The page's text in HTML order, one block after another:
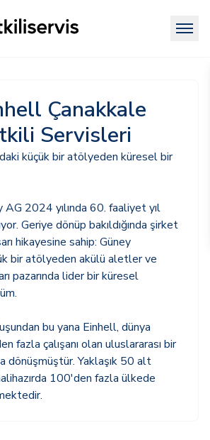
Çanakkale
Servisleri
küçük bir atölyeden küresel bir
AG 2024 yılında 60. faaliyet yıl
Geriye dönüp bakıldığında şirket
hikayesine sahip: Güney
bir atölyeden akülü aletler ve
pazarında lider bir küresel
bu yana Einhell, dünya
fazla çalışanı olan uluslararası bir
dönüşmüştür. Yaklaşık 50 alt
100'den fazla ülkede